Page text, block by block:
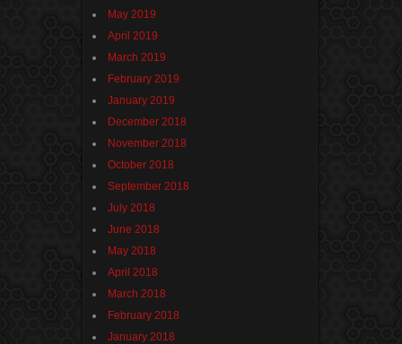
May 2019
April 2019
March 2019
February 2019
January 2019
December 2018
November 2018
October 2018
September 2018
July 2018
June 2018
May 2018
April 2018
March 2018
February 2018
January 2018